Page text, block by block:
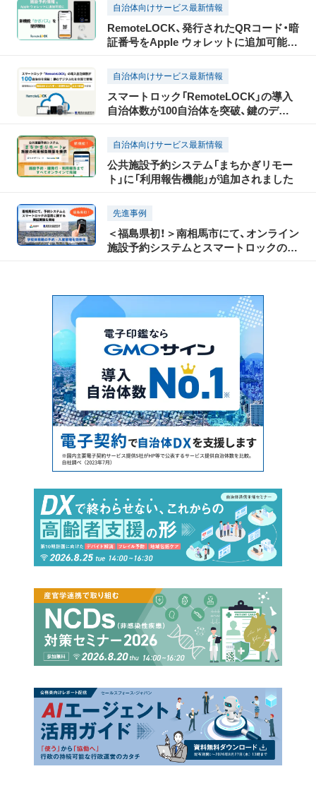
自治体向けサービス最新情報
RemoteLOCK、発行されたQRコード・暗
証番号をApple ウォレットに追加可能
ス」を提供開始
自治体向けサービス最新情報
スマートロック「RemoteLOCK」の導入
自治体数が100自治体を突破、鍵のデジ
自治体向けサービス最新情報
公共施設予約システム「まちかぎリモー
ト」に「利用報告機能」が追加されました
先進事例
＜福島県初！＞南相馬市にて、オンライン
施設予約システムとスマートロックの活